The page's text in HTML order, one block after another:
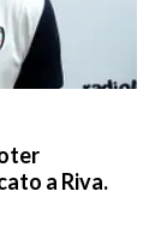
a Riva.